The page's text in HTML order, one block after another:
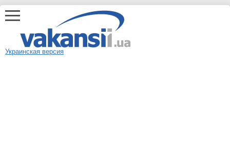
Украинская версия